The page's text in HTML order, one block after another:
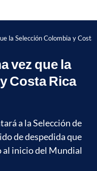
la Selección Colombia y
vez que la
Costa Rica
a la Selección de
de despedida que
al inicio del Mundial